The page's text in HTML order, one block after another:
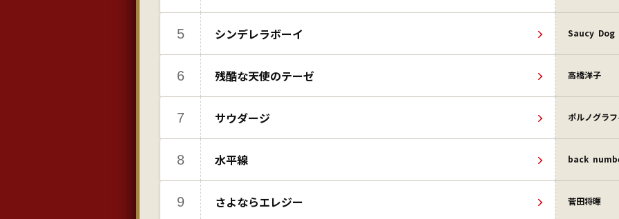
5 シンデレラボーイ Saucy Dog
6 残酷な天使のテーゼ 高橋洋子
7 サウダージ ポルノグラフ
8 水平線 back
9 さよならエレジー 菅田将暉